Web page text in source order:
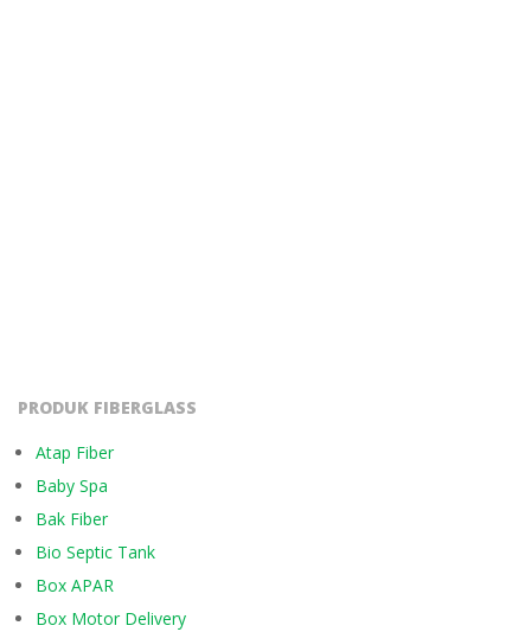
PRODUK FIBERGLASS
Atap Fiber
Baby Spa
Bak Fiber
Bio Septic Tank
Box APAR
Box Motor Delivery